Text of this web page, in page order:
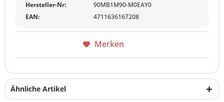
Hersteller-Nr:
90MB1M90-M0EAY0
EAN:
4711636167208
Merken
Ähnliche Artikel